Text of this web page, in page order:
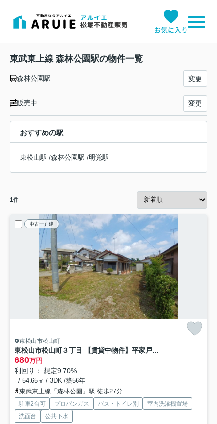
お気に入り
東武東上線 森林公園駅の物件一覧
森林公園駅 変更
販売中 変更
おすすめの駅
東松山駅 /森林公園駅 /明覚駅
1件
中古一戸建
東松山市松山町
東松山市松山町３丁目 【賃貸中物件】平家戸建(オーナーチェンジ)
680万円
利回り： 想定9.70%
- / 54.65㎡ / 3DK /築56年
東武東上線「森林公園」駅 徒歩27分
駐車2台可 プロパンガス バス・トイレ別
室内洗濯機置場
洗面台
公共下水